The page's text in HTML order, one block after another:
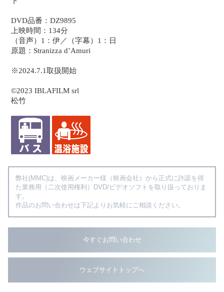
DVD品番：DZ9895
上映時間：134分
（音声）1：伊／（字幕）1：日
原題：Stranizza d’Amuri
※2024.7.1取扱開始
©2023 IBLAFILM srl
松竹
弊社(MMC)は、映画メーカー様（映画会社）から正式に許諾を得
た業務用（二次使用権利）DVD/ビデオソフトを取り扱っておりま
す。
作品のお問い合わせは下記よりお気軽にご相談ください。
今すぐお問い合わせ
ウェブサイトトップへ